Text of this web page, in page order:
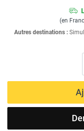
(en
Autres destinations :